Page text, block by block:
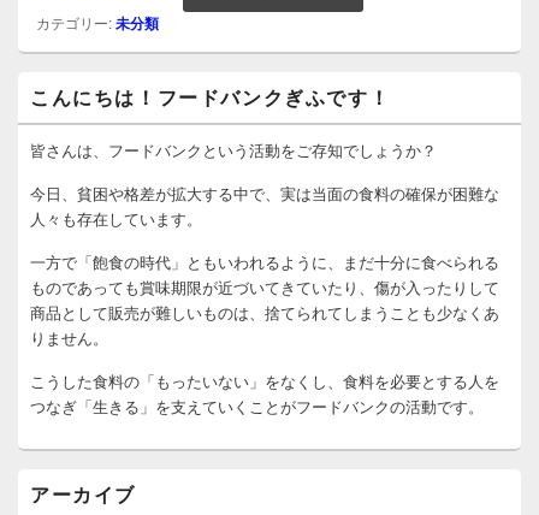
カテゴリー:未分類
ン
サ
ド
ー
ェ
エ
リ
こんにちは！フードバンクぎふです！
皆さんは、フードバンクという活動をご存知でしょうか？
今日、貧困や格差が拡大する中で、実は当面の食料の確保が困難な
人々も存在しています。
一方で「飽食の時代」ともいわれるように、まだ十分に食べられる
ものであっても賞味期限が近づいてきていたり、傷が入ったりして
商品として販売が難しいものは、捨てられてしまうことも少なくあ
りません。
こうした食料の「もったいない」をなくし、食料を必要とする人を
つなぎ「生きる」を支えていくことがフードバンクの活動です。
アーカイブ